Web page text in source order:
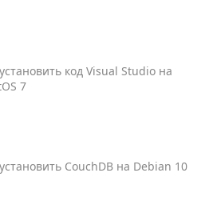
код Visual Studio на
7
CouchDB на Debian 10